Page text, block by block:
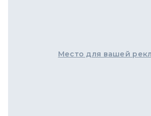
Место для вашей